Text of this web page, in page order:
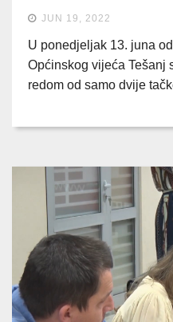
JUN 19, 2022
U ponedjeljak 13. juna
Općinskog vijeća Tešanj
redom od samo dvije